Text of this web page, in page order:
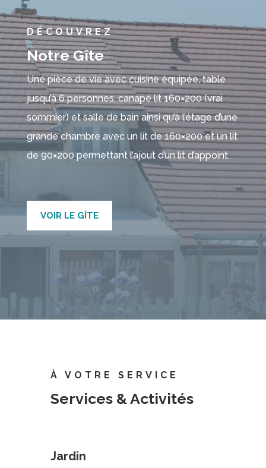
DÉCOUVREZ
Notre Gîte
Une pièce de vie avec cuisine équipée, table
jusqu’à 6 personnes, canapé lit 160×200 (vrai
sommier) et salle de bain ainsi qu’à l’étage d’une
grande chambre avec un lit de 160×200 et un lit
de 90×200 permettant l’ajout d’un lit d’appoint.
VOIR LE GÎTE
À VOTRE SERVICE
Services & Activités
Jardin